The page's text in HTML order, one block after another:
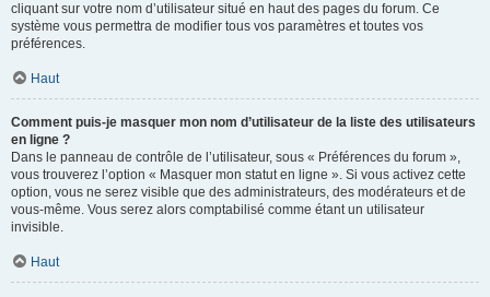
cliquant sur votre nom d’utilisateur situé en haut des pages du forum. Ce
système vous permettra de modifier tous vos paramètres et toutes vos
préférences.
Haut
Comment puis-je masquer mon nom d’utilisateur de la liste des utilisateurs
en ligne ?
Dans le panneau de contrôle de l’utilisateur, sous « Préférences du forum »,
vous trouverez l’option « Masquer mon statut en ligne ». Si vous activez cette
option, vous ne serez visible que des administrateurs, des modérateurs et de
vous-même. Vous serez alors comptabilisé comme étant un utilisateur
invisible.
Haut